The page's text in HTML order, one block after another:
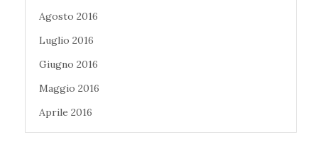
Agosto 2016
Luglio 2016
Giugno 2016
Maggio 2016
Aprile 2016